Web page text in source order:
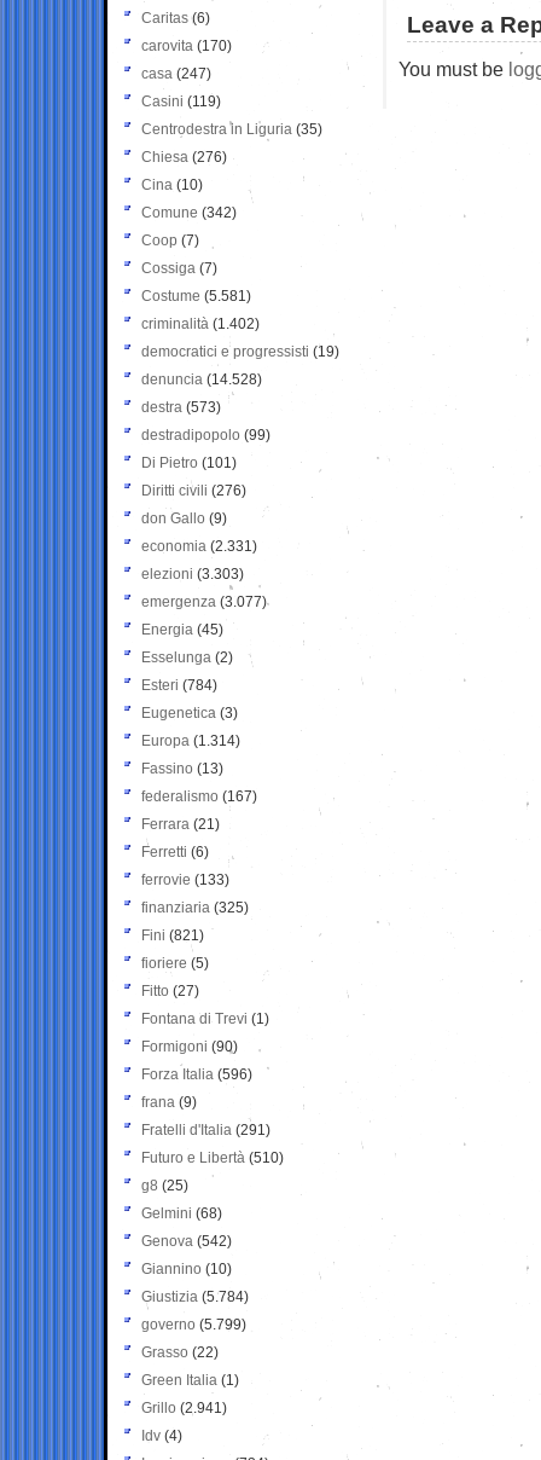
Leave a
You must be
Caritas (6)
carovita (170)
casa (247)
Casini (119)
Centrodestra in Liguria (35)
Chiesa (276)
Cina (10)
Comune (342)
Coop (7)
Cossiga (7)
Costume (5.581)
criminalità (1.402)
democratici e progressisti (19)
denuncia (14.528)
destra (573)
destradipopolo (99)
Di Pietro (101)
Diritti civili (276)
don Gallo (9)
economia (2.331)
elezioni (3.303)
emergenza (3.077)
Energia (45)
Esselunga (2)
Esteri (784)
Eugenetica (3)
Europa (1.314)
Fassino (13)
federalismo (167)
Ferrara (21)
Ferretti (6)
ferrovie (133)
finanziaria (325)
Fini (821)
fioriere (5)
Fitto (27)
Fontana di Trevi (1)
Formigoni (90)
Forza Italia (596)
frana (9)
Fratelli d'Italia (291)
Futuro e Libertà (510)
g8 (25)
Gelmini (68)
Genova (542)
Giannino (10)
Giustizia (5.784)
governo (5.799)
Grasso (22)
Green Italia (1)
Grillo (2.941)
Idv (4)